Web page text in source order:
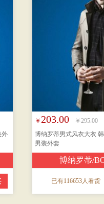
外
￥ 203.00
￥295.00
博纳罗蒂男式风衣大衣
男装外套
博纳罗蒂/
已有116653人看货